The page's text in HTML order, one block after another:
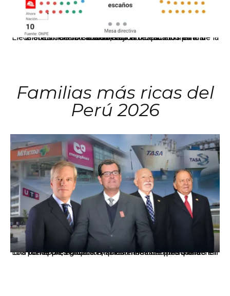
El JNE oficializó la distribución de escaños para la elección de 60 senadores y 130 diputados en las Elecciones Generales 2026, tras el restablecimiento de la Bicameralidad.
Familias más ricas del
Perú 2026
Los principales grupos empresariales del país mantienen una fuerte presencia en Áncash mediante inversiones en comercio, educación, salud e industria pesquera.